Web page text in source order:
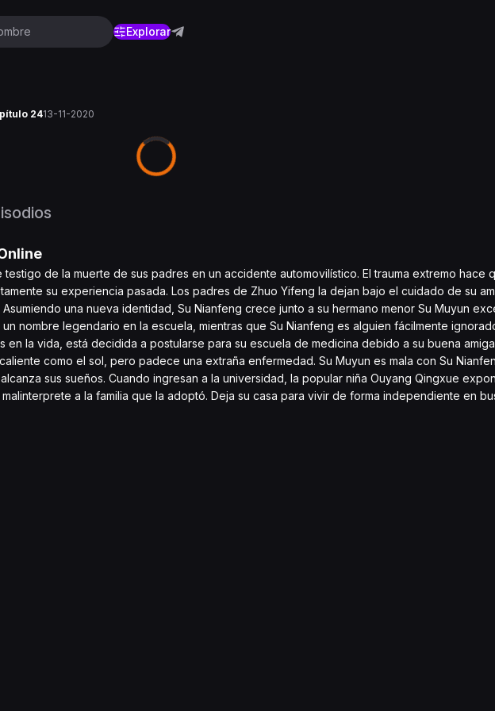
Explorar
2413-11-2020
de la muerte de sus padres en un accidente automovilístico. El trauma extremo hace
su experiencia pasada. Los padres de Zhuo Yifeng la dejan bajo el cuidado de su
una nueva identidad, Su Nianfeng crece junto a su hermano menor Su Muyun
nombre legendario en la escuela, mientras que Su Nianfeng es alguien fácilmente
en la vida, está decidida a postularse para su escuela de medicina debido a su buena amiga
como el sol, pero padece una extraña enfermedad. Su Muyun es mala con Su
sus sueños. Cuando ingresan a la universidad, la popular niña Ouyang Qingxue
a la familia que la adoptó. Deja su casa para vivir de forma independiente en